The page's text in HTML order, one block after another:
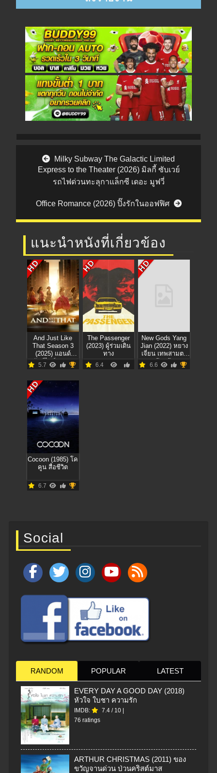
Post navigationMilky Subway The Galactic Limited
Express to the Theater (2026) มิลกี้ ซับเวย์
รถไฟด่วนทะลุกาแล็กซี เดอะ มูฟวี่
Office Romance (2026) ปิ๊งรักในออฟฟิศ
แนะนำหนังที่เกี่ยวข้อง
HD
And Just Like
That Season 3
(2025) แอนด์
จัสต์ไลก์แดต 3
5.7
HD
The Passenger
(2023) ผู้ร่วมเดิน
ทาง
6.4
HD
New Gods Yang
Jian (2022) หยาง
เจี่ยน เทพสามตา
มหาศึกผนึกเขา
บงกช
6.6
HD
Cocoon (1985) โค
คูน สื่อชีวิต
6.7
Social
RANDOM POPULAR LATEST
EVERY DAY A GOOD DAY (2018)
หัวใจ ใบชา ความรัก
IMDB: 7.4 / 10 |
76 ratings
ARTHUR CHRISTMAS (2011) ของ
ขวัญจานด่วน ป่วนคริสต์มาส